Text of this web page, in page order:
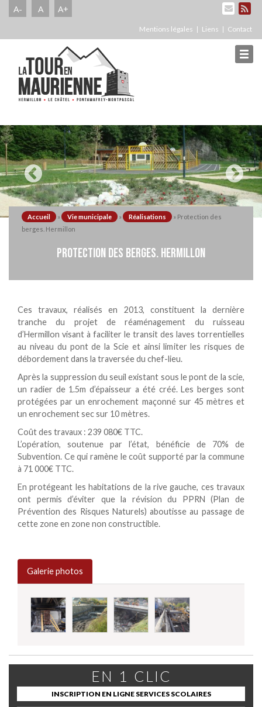
A- A A+
Mentions légales Liens Contact
Accueil » Vie municipale » Réalisations » Protection des
berges. Hermillon
PROTECTION DES BERGES. HERMILLON
Ces travaux, réalisés en 2013, constituent la dernière
tranche du projet de réaménagement du ruisseau
d’Hermillon visant à faciliter le transit des laves torrentielles
au niveau du pont de la Scie et ainsi limiter les risques de
débordement dans la traversée du chef-lieu.
Après la suppression du seuil existant sous le pont de la scie,
un radier de 1.5m d’épaisseur a été créé. Les berges sont
protégées par un enrochement maçonné sur 45 mètres et
un enrochement sec sur 10 mètres.
Coût des travaux : 239 080€ TTC.
L’opération, soutenue par l’état, bénéficie de 70% de
Subvention. Ce qui ramène le coût supporté par la commune
à 71 000€ TTC.
En protégeant les habitations de la rive gauche, ces travaux
ont permis d’éviter que la révision du PPRN (Plan de
Prévention des Risques Naturels) aboutisse au passage de
cette zone en zone non constructible.
Galerie photos
EN 1 CLIC
INSCRIPTION EN LIGNE SERVICES SCOLAIRES